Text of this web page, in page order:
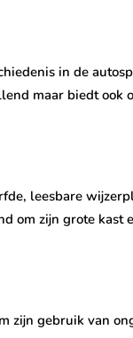
in de
maar biedt
leesbare
om zijn grote kast
zijn gebruik van